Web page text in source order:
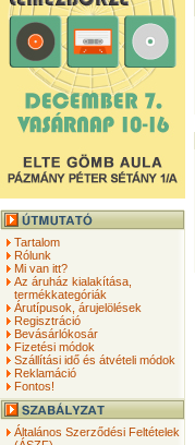
Tartalom
Rólunk
Mi van itt?
Az áruház kialakítása,
termékkategóriák
Árutípusok, árujelölések
Regisztráció
Bevásárlókosár
Fizetési módok
Szállítási idő és átvételi módok
Reklamáció
Fontos!
Általános Szerződési Feltételek